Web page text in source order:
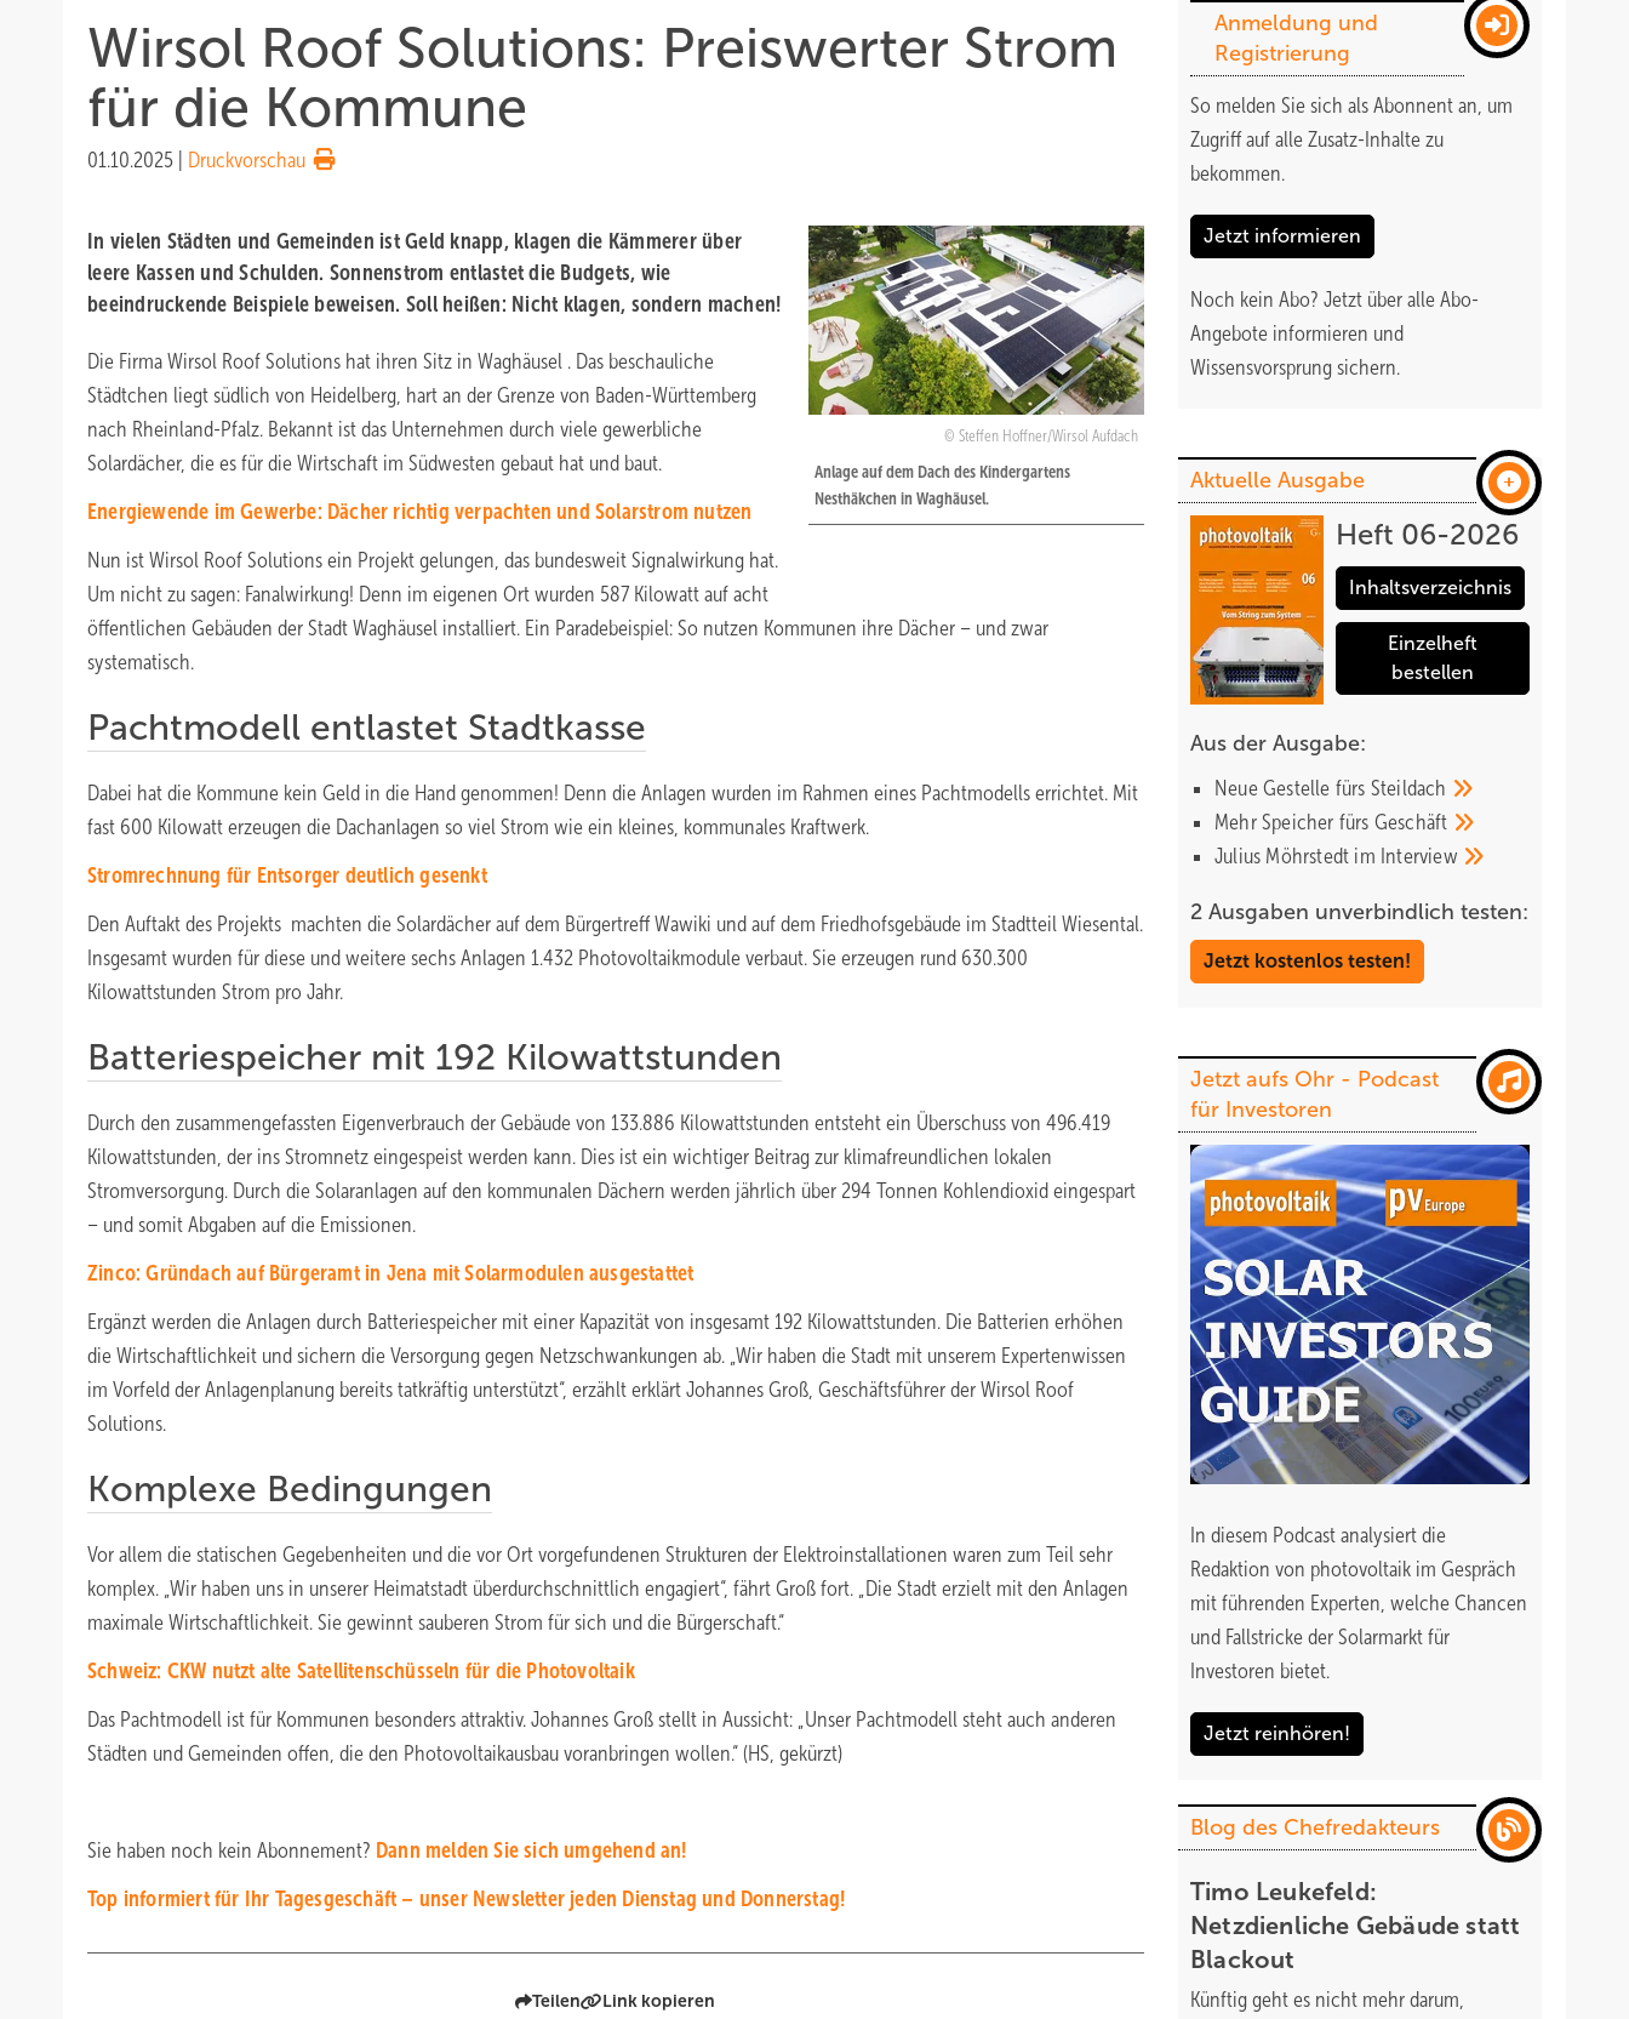
Wirsol Roof Solutions: Preiswerter Strom
für die Kommune
01.10.2025 Druckvorschau
Steffen Hoffner/Wirsol Aufdach
Anlage auf dem Dach des Kindergartens
Nesthäkchen in Waghäusel.
In vielen Städten und Gemeinden ist Geld knapp, klagen die Kämmerer über
leere Kassen und Schulden. Sonnenstrom entlastet die Budgets, wie
beeindruckende Beispiele beweisen. Soll heißen: Nicht klagen, sondern machen!
Die Firma Wirsol Roof Solutions hat ihren Sitz in Waghäusel . Das beschauliche
Städtchen liegt südlich von Heidelberg, hart an der Grenze von Baden-Württemberg
nach Rheinland-Pfalz. Bekannt ist das Unternehmen durch viele gewerbliche
Solardächer, die es für die Wirtschaft im Südwesten gebaut hat und baut.
Energiewende im Gewerbe: Dächer richtig verpachten und Solarstrom nutzen
Nun ist Wirsol Roof Solutions ein Projekt gelungen, das bundesweit Signalwirkung hat.
Um nicht zu sagen: Fanalwirkung! Denn im eigenen Ort wurden 587 Kilowatt auf acht
öffentlichen Gebäuden der Stadt Waghäusel installiert. Ein Paradebeispiel: So nutzen Kommunen ihre Dächer – und zwar
systematisch.
Pachtmodell entlastet Stadtkasse
Dabei hat die Kommune kein Geld in die Hand genommen! Denn die Anlagen wurden im Rahmen eines Pachtmodells errichtet. Mit
fast 600 Kilowatt erzeugen die Dachanlagen so viel Strom wie ein kleines, kommunales Kraftwerk.
Stromrechnung für Entsorger deutlich gesenkt
Den Auftakt des Projekts machten die Solardächer auf dem Bürgertreff Wawiki und auf dem Friedhofsgebäude im Stadtteil Wiesental.
Insgesamt wurden für diese und weitere sechs Anlagen 1.432 Photovoltaikmodule verbaut. Sie erzeugen rund 630.300
Kilowattstunden Strom pro Jahr.
Batteriespeicher mit 192 Kilowattstunden
Durch den zusammengefassten Eigenverbrauch der Gebäude von 133.886 Kilowattstunden entsteht ein Überschuss von 496.419
Kilowattstunden, der ins Stromnetz eingespeist werden kann. Dies ist ein wichtiger Beitrag zur klimafreundlichen lokalen
Stromversorgung. Durch die Solaranlagen auf den kommunalen Dächern werden jährlich über 294 Tonnen Kohlendioxid eingespart
– und somit Abgaben auf die Emissionen.
Zinco: Gründach auf Bürgeramt in Jena mit Solarmodulen ausgestattet
Ergänzt werden die Anlagen durch Batteriespeicher mit einer Kapazität von insgesamt 192 Kilowattstunden. Die Batterien erhöhen
die Wirtschaftlichkeit und sichern die Versorgung gegen Netzschwankungen ab. „Wir haben die Stadt mit unserem Expertenwissen
im Vorfeld der Anlagenplanung bereits tatkräftig unterstützt“, erzählt erklärt Johannes Groß, Geschäftsführer der Wirsol Roof
Solutions.
Komplexe Bedingungen
Vor allem die statischen Gegebenheiten und die vor Ort vorgefundenen Strukturen der Elektroinstallationen waren zum Teil sehr
komplex. „Wir haben uns in unserer Heimatstadt überdurchschnittlich engagiert“, fährt Groß fort. „Die Stadt erzielt mit den Anlagen
maximale Wirtschaftlichkeit. Sie gewinnt sauberen Strom für sich und die Bürgerschaft.“
Schweiz: CKW nutzt alte Satellitenschüsseln für die Photovoltaik
Das Pachtmodell ist für Kommunen besonders attraktiv. Johannes Groß stellt in Aussicht: „Unser Pachtmodell steht auch anderen
Städten und Gemeinden offen, die den Photovoltaikausbau voranbringen wollen.“ (HS, gekürzt)
Sie haben noch kein Abonnement? Dann melden Sie sich umgehend an!
Top informiert für Ihr Tagesgeschäft – unser Newsletter jeden Dienstag und Donnerstag!
Teilen Link kopieren
Anmeldung und
Registrierung
So melden Sie sich als Abonnent an, um
Zugriff auf alle Zusatz-Inhalte zu
bekommen.
Jetzt informieren
Noch kein Abo? Jetzt über alle Abo-
Angebote informieren und
Wissensvorsprung sichern.
Aktuelle Ausgabe
Heft 06-2026
Inhaltsverzeichnis
Einzelheft
bestellen
Aus der Ausgabe:
Neue Gestelle fürs Steildach
Mehr Speicher fürs Geschäft
Julius Möhrstedt im Interview
2 Ausgaben unverbindlich testen:
Jetzt kostenlos testen!
Jetzt aufs Ohr - Podcast
für Investoren
In diesem Podcast analysiert die
Redaktion von photovoltaik im Gespräch
mit führenden Experten, welche Chancen
und Fallstricke der Solarmarkt für
Investoren bietet.
Jetzt reinhören!
Blog des Chefredakteurs
Timo Leukefeld:
Netzdienliche Gebäude statt
Blackout
Künftig geht es nicht mehr darum,